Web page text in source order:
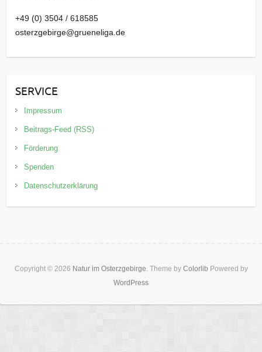
+49 (0) 3504 / 618585
osterzgebirge@grueneliga.de
SERVICE
Impressum
Beitrags-Feed (RSS)
Förderung
Spenden
Datenschutzerklärung
Copyright © 2026 Natur im Osterzgebirge. Theme by Colorlib Powered by
WordPress